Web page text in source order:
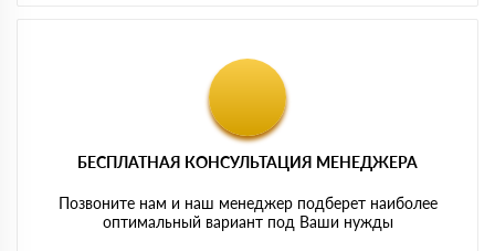
БЕСПЛАТНАЯ КОНСУЛЬТАЦИЯ МЕНЕДЖЕРА
Позвоните нам и наш менеджер подберет наиболее
оптимальный вариант под Ваши нужды